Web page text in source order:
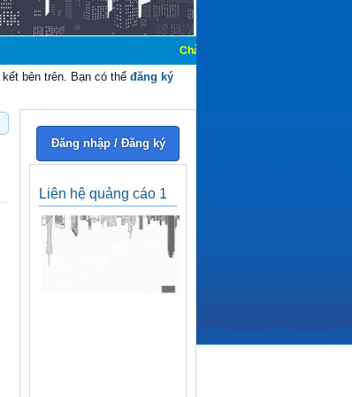
Chào mừng các bạn đến với Diễn
bên trên. Bạn có thể đăng ký
Đăng nhập / Đăng ký
Liên hệ quảng cáo 1